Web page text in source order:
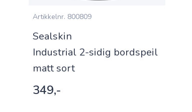
Artikkelnr. 800809
Sealskin
Industrial 2-sidig bordspeil
matt sort
349,-